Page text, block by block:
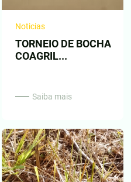
Noticias
TORNEIO DE BOCHA
COAGRIL...
Saiba mais